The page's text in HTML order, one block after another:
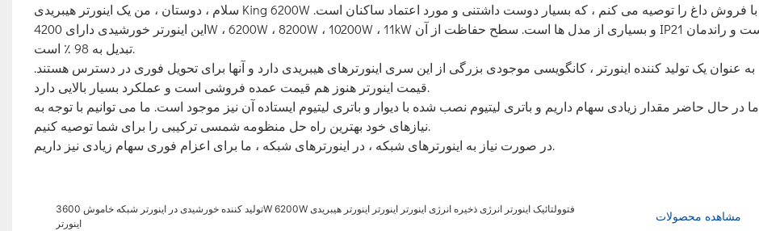
سلام ، دوستان ، من یک اینورتر هیبریدی King 6200W با فروش داغ را توصیه می کنم ، که بسیار دوست داشتنی و مورد اعتماد ساکنان است.
این اینورتر خورشیدی دارای 4200W ، 6200W ، 8200W ، 10200W ، 11kW و بسیاری از مدل ها است. سطح حفاظت از آن IP21 است و راندمان
تبدیل به 98 ٪ است.
به عنوان یک تولید کننده اینورتر ، کانگویسی موجودی بزرگی از این سری اینورترهای هیبریدی دارد و آنها برای تحویل فوری در دسترس هستند.
قیمت اینورتر هنوز هم قیمت عمده فروشی است و عملکرد بسیار بالایی دارد.
ما در حال حاضر مقدار زیادی سهام داریم و باتری لیتیوم نصب شده با دیوار و باتری لیتیوم ایستاده آن نیز موجود است. ما می توانیم با توجه به
نیازهای خود بهترین راه حل منظومه شمسی ترکیبی را برای شما توصیه کنیم.
در صورت نیاز به اینورترهای شبکه ، در اینورترهای شبکه ، ما برای اعزام فوری سهام زیادی نیز داریم.
تولید کننده خورشیدی در اینورتر شبکه خاموش 3600W 6200W فتوولتائیک اینورتر انرژی ذخیره انرژی اینورتر اینورتر اینورتر هیبریدی
اینورتر
مشاهده محصولات